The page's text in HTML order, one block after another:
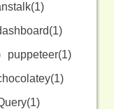
puppeteer(1)